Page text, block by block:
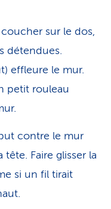
coucher sur le dos,
détendues.
effleure le mur.
petit rouleau
contre le mur
Faire glisser la
si un fil tirait